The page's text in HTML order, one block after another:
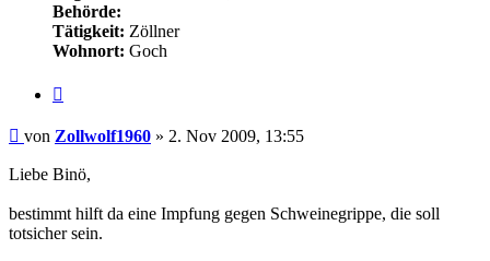
Behörde:
Tätigkeit: Zöllner
Wohnort: Goch
Beitrag
von Zollwolf1960 » 2. Nov 2009, 13:55
Liebe Binö,
bestimmt hilft da eine Impfung gegen Schweinegrippe, die soll
totsicher sein.